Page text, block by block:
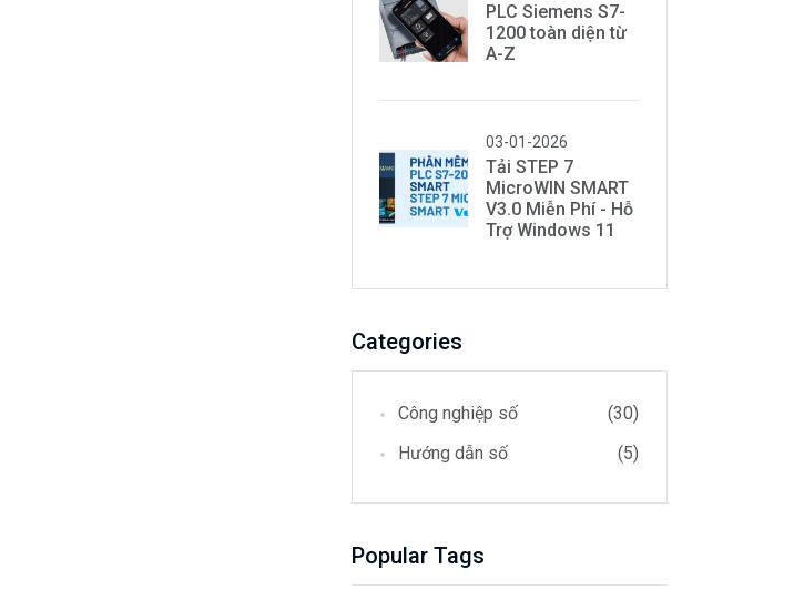
PLC Siemens S7-
1200 toàn diện từ
A-Z
03-01-2026
Tải STEP 7
MicroWIN SMART
V3.0 Miễn Phí - Hỗ
Trợ Windows 11
Categories
Công nghiệp số
(30)
Hướng dẫn số
(5)
Popular Tags